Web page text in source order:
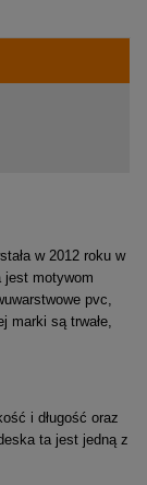
w 2012 roku w
jest motywom
pvc,
marki są trwałe,
i długość oraz
ta jest jedną z